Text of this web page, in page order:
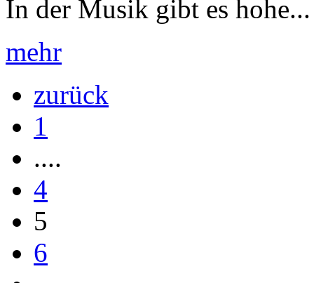
In der Musik gibt es hohe...
mehr
zurück
1
....
4
5
6